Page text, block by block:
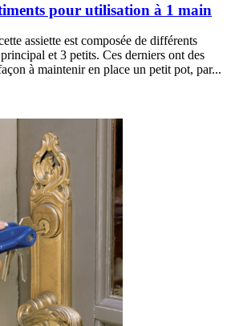
pour utilisation à 1 main
assiette est composée de différents
et 3 petits. Ces derniers ont des
à maintenir en place un petit pot, par...